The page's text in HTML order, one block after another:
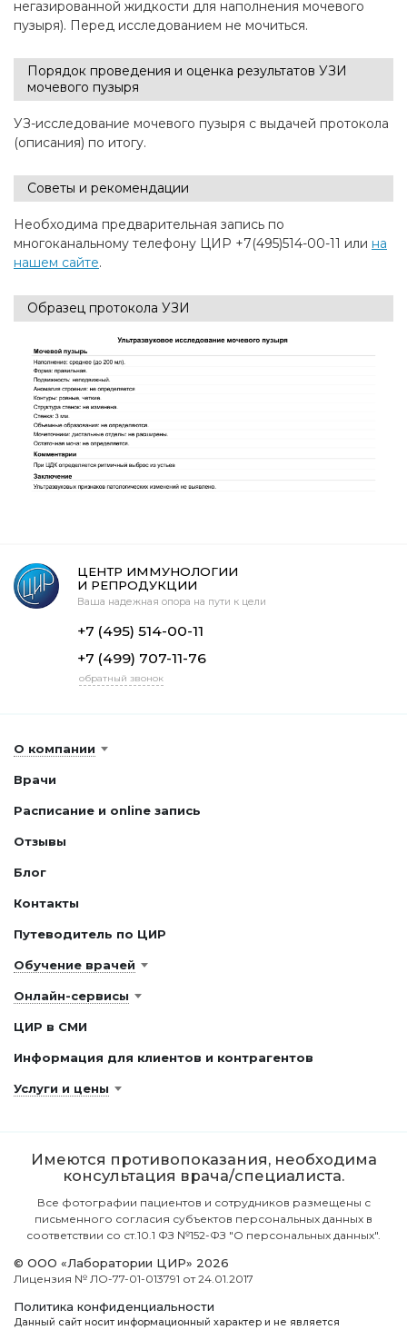
негазированной жидкости для наполнения мочевого
пузыря). Перед исследованием не мочиться.
Порядок проведения и оценка результатов УЗИ
мочевого пузыря
УЗ-исследование мочевого пузыря с выдачей протокола
(описания) по итогу.
Советы и рекомендации
Необходима предварительная запись по
многоканальному телефону ЦИР +7(495)514-00-11 или на
нашем сайте.
Образец протокола УЗИ
ЦЕНТР ИММУНОЛОГИИ
И РЕПРОДУКЦИИ
Ваша надежная опора на пути к цели
+7 (495) 514-00-11
+7 (499) 707-11-76
обратный звонок
О компании
Врачи
Расписание и online запись
Отзывы
Блог
Контакты
Путеводитель по ЦИР
Обучение врачей
Онлайн-сервисы
ЦИР в СМИ
Информация для клиентов и контрагентов
Услуги и цены
Имеются противопоказания, необходима
консультация врача/специалиста.
Все фотографии пациентов и сотрудников размещены с
письменного согласия субъектов персональных данных в
соответствии со ст.10.1 ФЗ №152-ФЗ "О персональных данных".
© ООО «Лаборатории ЦИР» 2026
Лицензия № ЛО-77-01-013791 от 24.01.2017
Политика конфиденциальности
Данный сайт носит информационный характер и не является